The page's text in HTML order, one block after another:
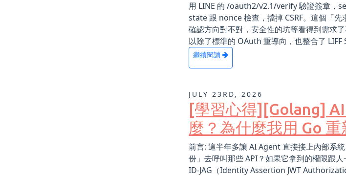
用 LINE 的 /oauth2/v2.1/verify 驗證簽章，
state 跟 nonce 檢查，擋掉 CSRF。這個「
確認方向對不對，安全性的坑等看得到需求
以除了標準的 OAuth 重導向，也整合了 LIFF
繼續閱讀
JULY 23RD, 2026
[學習心得][Golang]
麼？為什麼我用 Go
前言: 這半年多讓 AI Agent 直接接上內部系
份」去呼叫那些 API？如果它拿到的權限跟
ID-JAG（Identity Assertion JWT